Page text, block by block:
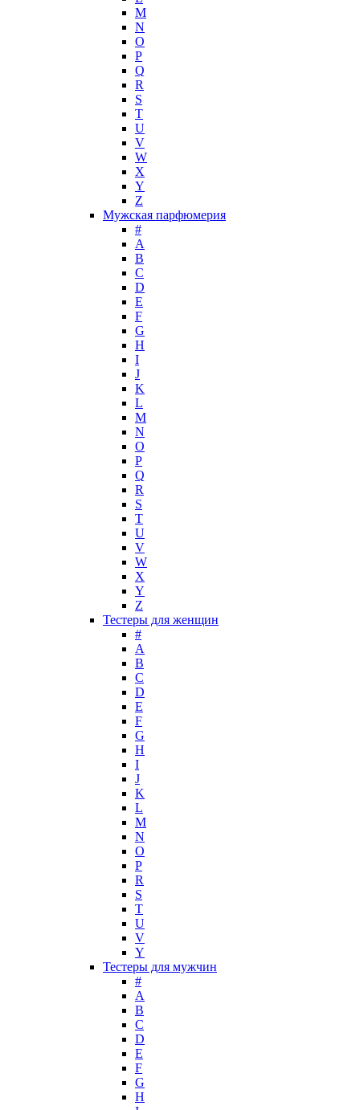
M
N
O
P
Q
R
S
T
U
V
W
X
Y
Z
Мужская парфюмерия
#
A
B
C
D
E
F
G
H
I
J
K
L
M
N
O
P
Q
R
S
T
U
V
W
X
Y
Z
Тестеры для женщин
#
A
B
C
D
E
F
G
H
I
J
K
L
M
N
O
P
R
S
T
U
V
Y
Тестеры для мужчин
#
A
B
C
D
E
F
G
H